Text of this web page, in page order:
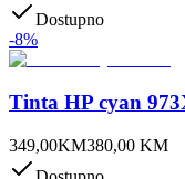
Dostupno
-8%
Tinta HP cyan
349,00KM380,00 KM